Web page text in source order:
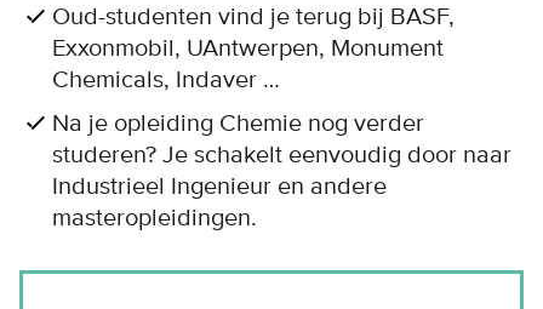
Oud-studenten vind je terug bij BASF,
Exxonmobil, UAntwerpen, Monument
Chemicals, Indaver …
Na je opleiding Chemie nog verder
studeren? Je schakelt eenvoudig door naar
Industrieel Ingenieur en andere
masteropleidingen.